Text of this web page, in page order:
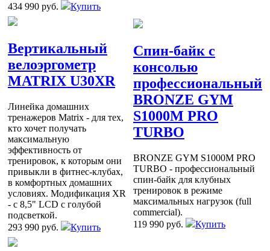
434 990 руб.
Купить
Вертикальный
велоэргометр
MATRIX U30XR
Линейка домашних
тренажеров Matrix - для тех,
кто хочет получать
максимальную
эффективность от
тренировок, к которым они
привыкли в фитнес-клубах,
в комфортных домашних
условиях. Модификация XR
- с 8,5" LCD с голубой
подсветкой.
293 990 руб.
Купить
Спин-байк с
консолью
профессиональный
BRONZE GYM
S1000M PRO
TURBO
BRONZE GYM S1000M PRO
TURBO - профессиональный
спин-байк для клубных
тренировок в режиме
максимальных нагрузок (full
commercial).
119 990 руб.
Купить